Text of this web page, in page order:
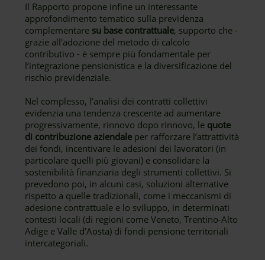
Il Rapporto propone infine un interessante
approfondimento tematico sulla previdenza
complementare su base contrattuale, supporto che -
grazie all’adozione del metodo di calcolo
contributivo - è sempre più fondamentale per
l’integrazione pensionistica e la diversificazione del
rischio previdenziale.
Nel complesso, l’analisi dei contratti collettivi
evidenzia una tendenza crescente ad aumentare
progressivamente, rinnovo dopo rinnovo, le quote
di contribuzione aziendale per rafforzare l’attrattività
dei fondi, incentivare le adesioni dei lavoratori (in
particolare quelli più giovani) e consolidare la
sostenibilità finanziaria degli strumenti collettivi. Si
prevedono poi, in alcuni casi, soluzioni alternative
rispetto a quelle tradizionali, come i meccanismi di
adesione contrattuale e lo sviluppo, in determinati
contesti locali (di regioni come Veneto, Trentino-Alto
Adige e Valle d’Aosta) di fondi pensione territoriali
intercategoriali.